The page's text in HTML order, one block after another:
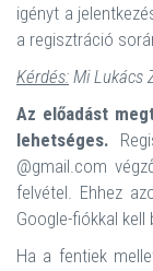
igényt a
a regisztráció
Kérdés: Mi Lukács
Az előadást
lehetséges.
@gmail.com
felvétel. Ehhez
Google-fiókkal kell
Ha a fentiek